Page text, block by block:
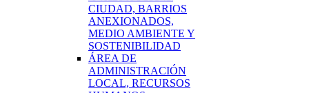
CIUDAD, BARRIOS
ANEXIONADOS,
MEDIO AMBIENTE Y
SOSTENIBILIDAD
ÁREA DE
ADMINISTRACIÓN
LOCAL, RECURSOS